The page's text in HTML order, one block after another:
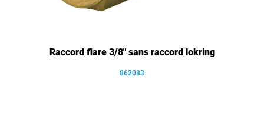
Raccord flare 3/8" sans raccord lokring
862083